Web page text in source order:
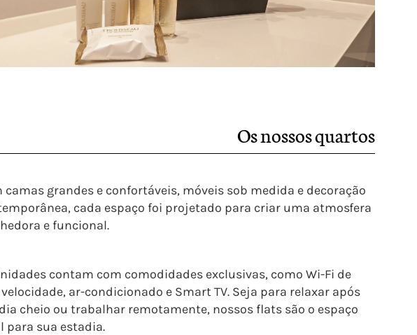
Os nossos quartos
camas grandes e confortáveis, móveis sob medida e decoração
cada espaço foi projetado para criar uma atmosfera
e funcional.
contam com comodidades exclusivas, como Wi-Fi de
ar-condicionado e Smart TV. Seja para relaxar após
cheio ou trabalhar remotamente, nossos flats são o espaço
para sua estadia.